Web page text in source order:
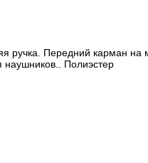
ручка. Передний карман на
Полиэстер